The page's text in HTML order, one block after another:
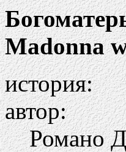
Madonna
история:
автор:
Романо